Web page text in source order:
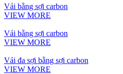
Vải bằng sợi carbon
VIEW MORE
Vải bằng sợi carbon
VIEW MORE
Vải đa sợi bằng sợi carbon
VIEW MORE